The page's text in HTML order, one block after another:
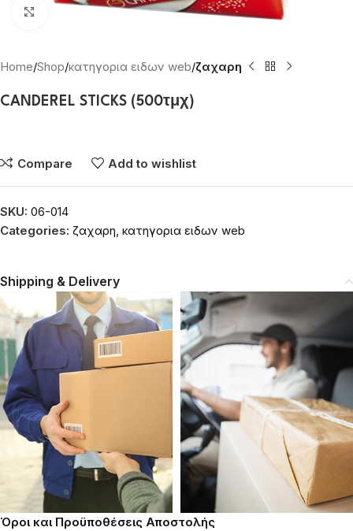
Click to enlarge
Home Shop κατηγορια ειδων web ζαχαρη
CANDEREL STICKS (500τμχ)
Compare Add to wishlist
SKU: 06-014
Categories: ζαχαρη κατηγορια ειδων web
Shipping & Delivery
Όροι και Προϋποθέσεις Αποστολής